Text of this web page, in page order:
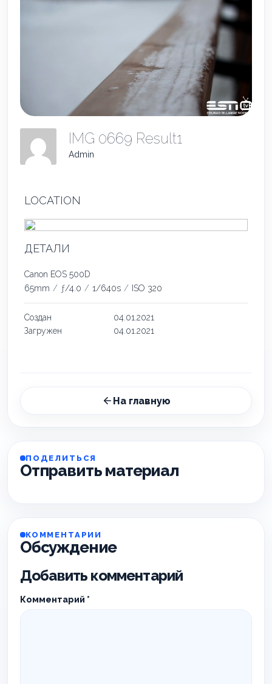
IMG 0669 Result1
Admin
LOCATION
ДЕТАЛИ
Canon EOS 500D
65mm / ƒ/4.0 / 1/640s / ISO 320
Создан
04.01.2021
Загружен
04.01.2021
На главную
ПОДЕЛИТЬСЯ
Отправить материал
КОММЕНТАРИИ
Обсуждение
Добавить комментарий
Комментарий *